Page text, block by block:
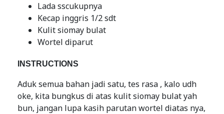
Lada sscukupnya
Kecap inggris 1/2 sdt
Kulit siomay bulat
Wortel diparut
INSTRUCTIONS
Aduk semua bahan jadi satu, tes rasa , kalo udh
oke, kita bungkus di atas kulit siomay bulat yah
bun, jangan lupa kasih parutan wortel diatas nya,